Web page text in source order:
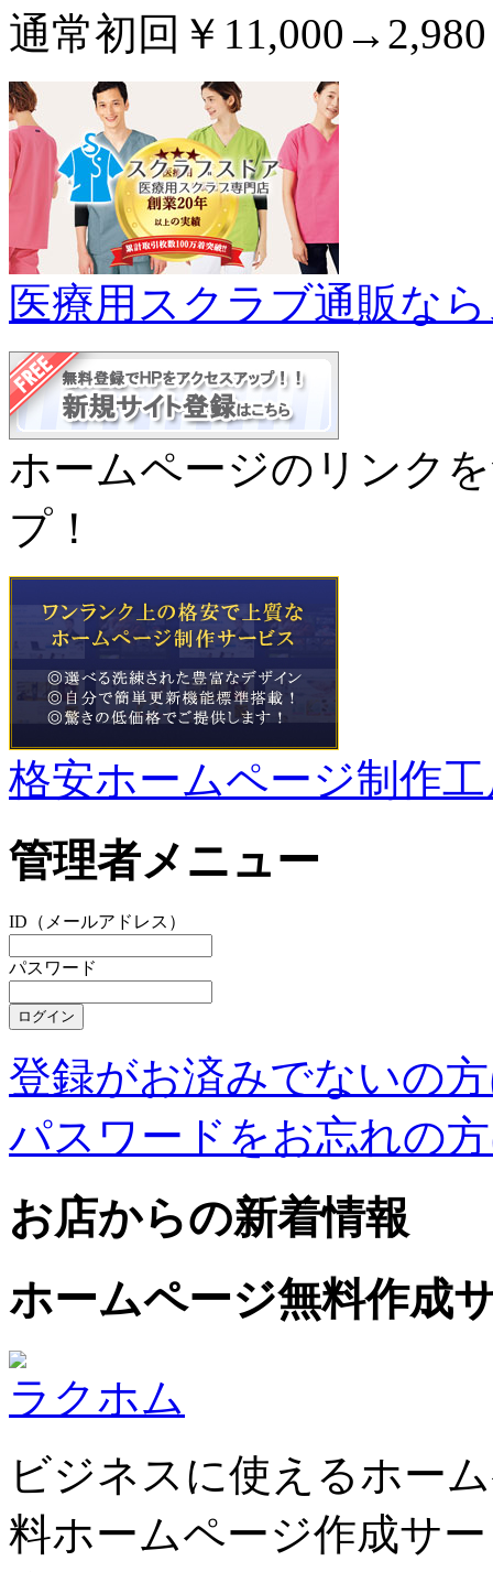
通常初回￥11,000→2,980
医療用スクラブ通販な
ホームページのリンク
プ！
格安ホームページ制作
管理者メニュー
ID（メールアドレス）
パスワード
登録がお済みでないの
パスワードをお忘れの
お店からの新着情報
ホームページ無料作成
ラクホム
ビジネスに使えるホー
料ホームページ作成サ